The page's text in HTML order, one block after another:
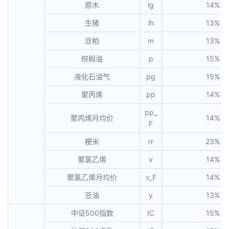
原木 lg 14%
生猪 lh 13%
豆粕 m 13%
棕榈油 p 15%
液化石油气 pg 15%
聚丙烯 pp 14%
聚丙烯月均价
pp_
F
14%
粳米 rr 23%
聚氯乙烯 v 14%
聚氯乙烯月均价 v_F 14%
豆油 y 13%
中证500指数 IC 15%